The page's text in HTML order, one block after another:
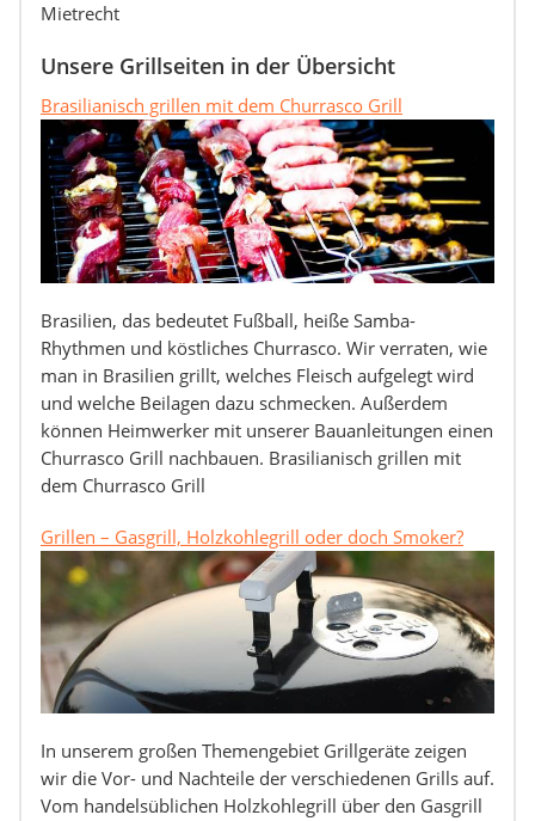
Mietrecht
Unsere Grillseiten in der Übersicht
Brasilianisch grillen mit dem Churrasco Grill
Brasilien, das bedeutet Fußball, heiße Samba-
Rhythmen und köstliches Churrasco. Wir verraten, wie
man in Brasilien grillt, welches Fleisch aufgelegt wird
und welche Beilagen dazu schmecken. Außerdem
können Heimwerker mit unserer Bauanleitungen einen
Churrasco Grill nachbauen. Brasilianisch grillen mit
dem Churrasco Grill
Grillen – Gasgrill, Holzkohlegrill oder doch Smoker?
In unserem großen Themengebiet Grillgeräte zeigen
wir die Vor- und Nachteile der verschiedenen Grills auf.
Vom handelsüblichen Holzkohlegrill über den Gasgrill